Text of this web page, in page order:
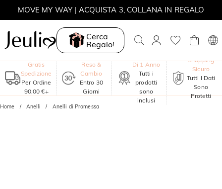
MOVE MY WAY | ACQUISTA 3, COLLANA IN REGALO
Cerca
Regalo!
Gratis
Spedizione
Per Ordine
90,00 €+
Reso &
Cambio
Entro 30
Giorni
Di 1 Anno
Tutti i
prodotti
sono
inclusi
Shopping
Sicuro
Tutti I Dati
Sono
Protetti
Home Anelli Anelli di Promessa